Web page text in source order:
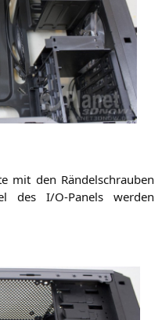
mit den Rän­del­schrau­ben
des I/O‑Panels wer­den